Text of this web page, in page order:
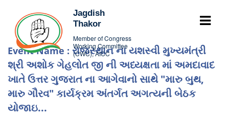
Jagdish
Thakor
Member of Congress
Working Committee
(CWC), AICC
Event Name : રાજસ્થાન ના યશસ્વી મુખ્યમંત્રી
શ્રી અશોક ગેહલોત જી ની અધ્યક્ષતા માં અમદાવાદ
ખાતે ઉત્તર ગુજરાત ના આગેવાનો સાથે "મારુ બુથ,
મારુ ગૌરવ" કાર્યક્રમ અંતર્ગત અગત્યની બેઠક
યોજાઇ...